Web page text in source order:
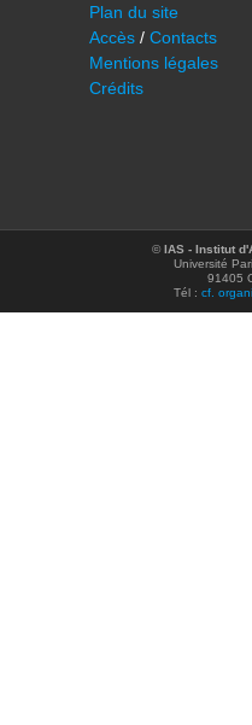
Plan du site
Accès / Contacts
Mentions légales
Crédits
©IAS - Institut
Université
91405
Tél : cf.